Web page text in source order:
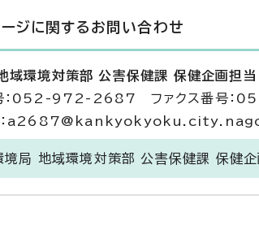
ジに関する お問い合わせ
域環境対策部 公害保健課 保健企画担当
：052-972-2687 ファクス番号：
：
境局 地域環境対策部 公害保健課 保健